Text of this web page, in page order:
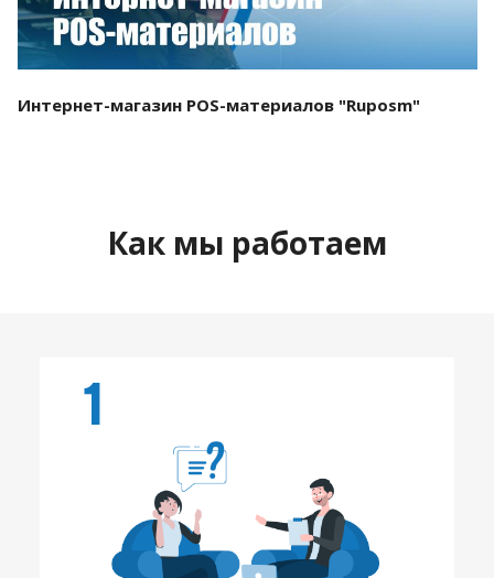
Интернет-магазин POS-материалов "Ruposm"
Как мы работаем
1